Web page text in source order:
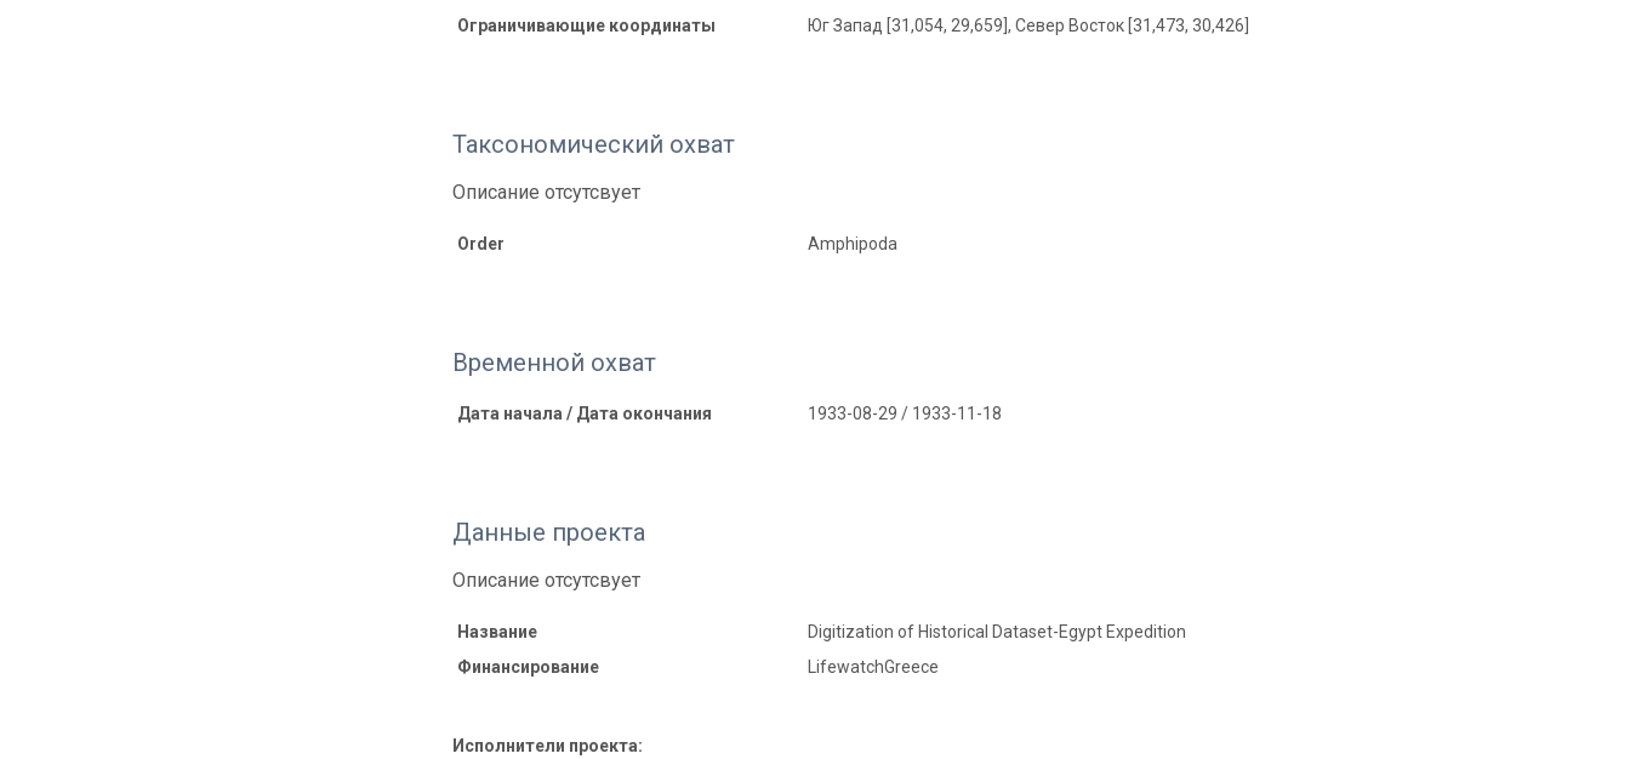
Ограничивающие координаты Юг Запад [31,054, 29,659], Север Восток [31,473, 30,426]
Таксономический охват
Описание отсутсвует
Order Amphipoda
Временной охват
Дата начала / Дата окончания 1933-08-29 / 1933-11-18
Данные проекта
Описание отсутсвует
Название
Digitization of Historical Dataset-Egypt Expedition
Финансирование
LifewatchGreece
Исполнители проекта: